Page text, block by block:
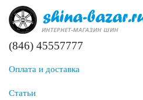
(846) 45557777
Оплата и доставка
Статьи